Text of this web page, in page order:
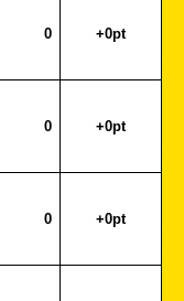
0 +0pt
0 +0pt
0 +0pt